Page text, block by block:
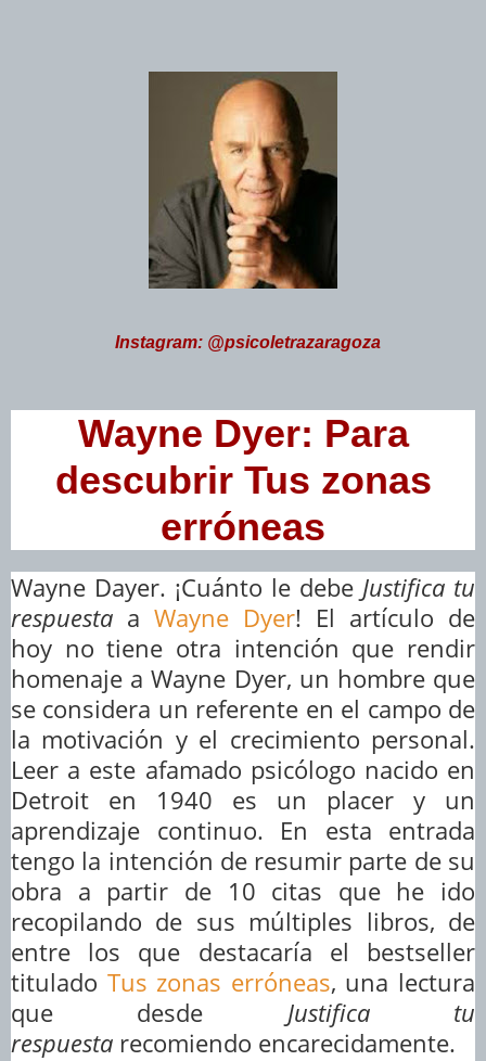
Instagram: @psicoletrazaragoza
Wayne Dyer: Para
descubrir Tus zonas
erróneas
Wayne Dayer. ¡Cuánto le debe Justifica tu
respuesta a Wayne Dyer! El artículo de
hoy no tiene otra intención que rendir
homenaje a Wayne Dyer, un hombre que
se considera un referente en el campo de
la motivación y el crecimiento personal.
Leer a este afamado psicólogo nacido en
Detroit en 1940 es un placer y un
aprendizaje continuo. En esta entrada
tengo la intención de resumir parte de su
obra a partir de 10 citas que he ido
recopilando de sus múltiples libros, de
entre los que destacaría el bestseller
titulado Tus zonas erróneas, una lectura
que desde Justifica tu
respuesta recomiendo encarecidamente.